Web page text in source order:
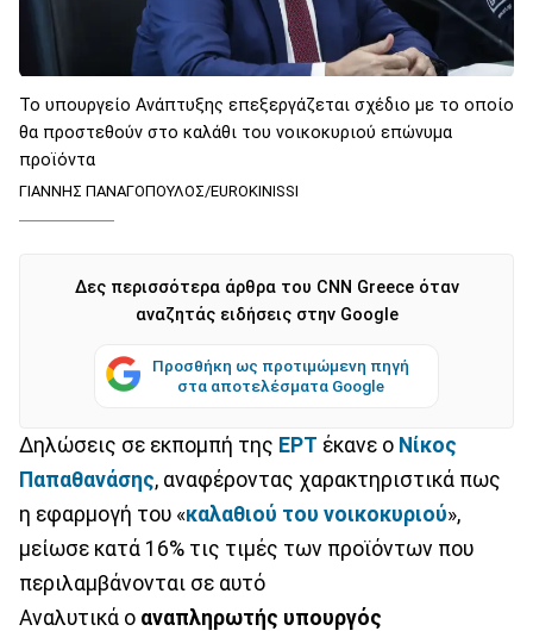
Το υπουργείο Ανάπτυξης επεξεργάζεται σχέδιο με το οποίο
θα προστεθούν στο καλάθι του νοικοκυριού επώνυμα
προϊόντα
ΓΙΑΝΝΗΣ ΠΑΝΑΓΟΠΟΥΛΟΣ/EUROKINISSI
Δες περισσότερα άρθρα του CNN Greece όταν
αναζητάς ειδήσεις στην Google
Προσθήκη ως προτιμώμενη πηγή
στα αποτελέσματα Google
Δηλώσεις σε εκπομπή της ΕΡΤ έκανε ο Νίκος
Παπαθανάσης, αναφέροντας χαρακτηριστικά πως
η εφαρμογή του «καλαθιού του νοικοκυριού»,
μείωσε κατά 16% τις τιμές των προϊόντων που
περιλαμβάνονται σε αυτό
Αναλυτικά ο αναπληρωτής υπουργός